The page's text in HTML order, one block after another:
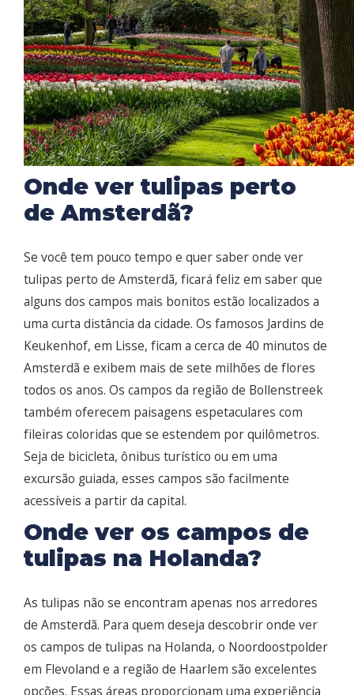
Onde ver tulipas perto
de Amsterdã?
Se você tem pouco tempo e quer saber onde ver
tulipas perto de Amsterdã, ficará feliz em saber que
alguns dos campos mais bonitos estão localizados a
uma curta distância da cidade. Os famosos Jardins de
Keukenhof, em Lisse, ficam a cerca de 40 minutos de
Amsterdã e exibem mais de sete milhões de flores
todos os anos. Os campos da região de Bollenstreek
também oferecem paisagens espetaculares com
fileiras coloridas que se estendem por quilômetros.
Seja de bicicleta, ônibus turístico ou em uma
excursão guiada, esses campos são facilmente
acessíveis a partir da capital.
Onde ver os campos de
tulipas na Holanda?
As tulipas não se encontram apenas nos arredores
de Amsterdã. Para quem deseja descobrir onde ver
os campos de tulipas na Holanda, o Noordoostpolder
em Flevoland e a região de Haarlem são excelentes
opções. Essas áreas proporcionam uma experiência